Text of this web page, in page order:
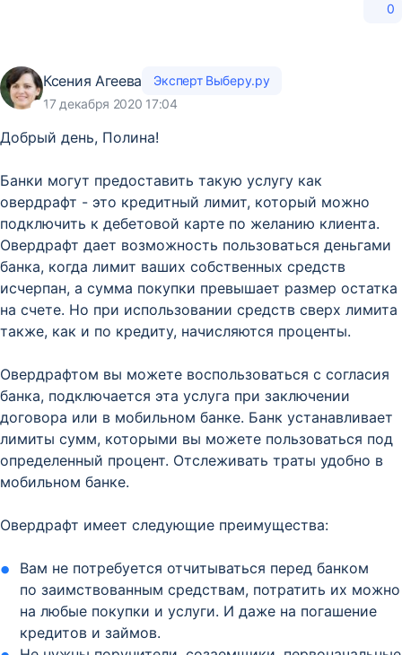
0
Ксения Агеева
Эксперт Выберу.ру
17 декабря 2020 17:04
Добрый день, Полина!
Банки могут предоставить такую услугу как
овердрафт - это кредитный лимит, который можно
подключить к дебетовой карте по желанию клиента.
Овердрафт дает возможность пользоваться деньгами
банка, когда лимит ваших собственных средств
исчерпан, а сумма покупки превышает размер остатка
на счете. Но при использовании средств сверх лимита
также, как и по кредиту, начисляются проценты.
Овердрафтом вы можете воспользоваться с согласия
банка, подключается эта услуга при заключении
договора или в мобильном банке. Банк устанавливает
лимиты сумм, которыми вы можете пользоваться под
определенный процент. Отслеживать траты удобно в
мобильном банке.
Овердрафт имеет следующие преимущества:
Вам не потребуется отчитываться перед банком
по заимствованным средствам, потратить их можно
на любые покупки и услуги. И даже на погашение
кредитов и займов.